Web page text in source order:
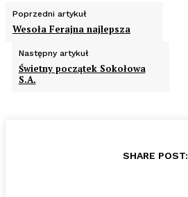
Poprzedni artykuł
Wesoła Ferajna najlepsza
Następny artykuł
Świetny początek Sokołowa
S.A.
SHARE POST: